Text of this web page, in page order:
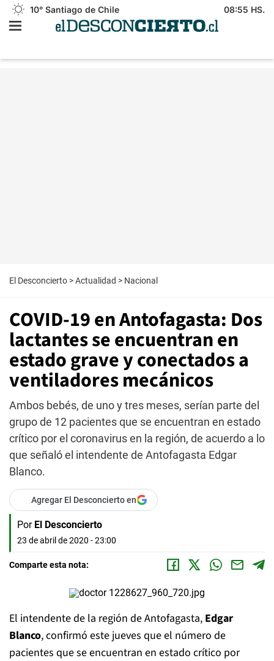
10° Santiago de Chile 08:55 HS.
El Desconcierto >Actualidad > Nacional
COVID-19 en Antofagasta: Dos
lactantes se encuentran en
estado grave y conectados a
ventiladores mecánicos
Ambos bebés, de uno y tres meses, serían parte del
grupo de 12 pacientes que se encuentran en estado
crítico por el coronavirus en la región, de acuerdo a lo
que señaló el intendente de Antofagasta Edgar
Blanco.
Agregar El Desconcierto en
Por El Desconcierto
23 de abril de 2020 - 23:00
Comparte esta nota:
El intendente de la región de Antofagasta, Edgar
Blanco, confirmó este jueves que el número de
pacientes que se encuentran en estado crítico por